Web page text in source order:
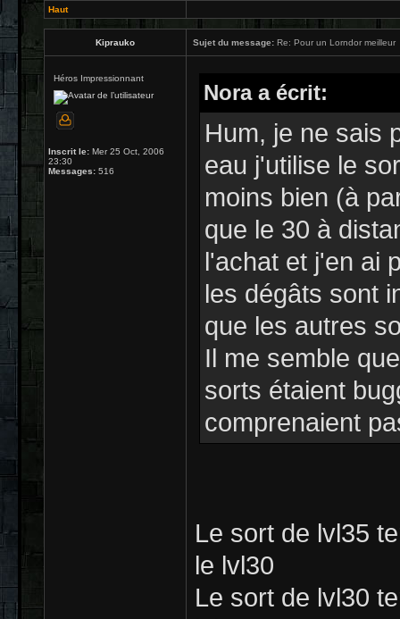
Haut
Kiprauko Sujet du message: Re: Pour un Lorndor meilleur
Héros Impressionnant
Inscrit le: Mer 25 Oct, 2006
23:30
Messages: 516
Nora a écrit:
Hum, je ne sais
eau j'utilise le
moins bien (à
que le 30 à
l'achat et j'en ai
les dégâts sont
que les autres
Il me semble
sorts étaient
comprenaient
Le sort de lvl35
le lvl30
Le sort de lvl30